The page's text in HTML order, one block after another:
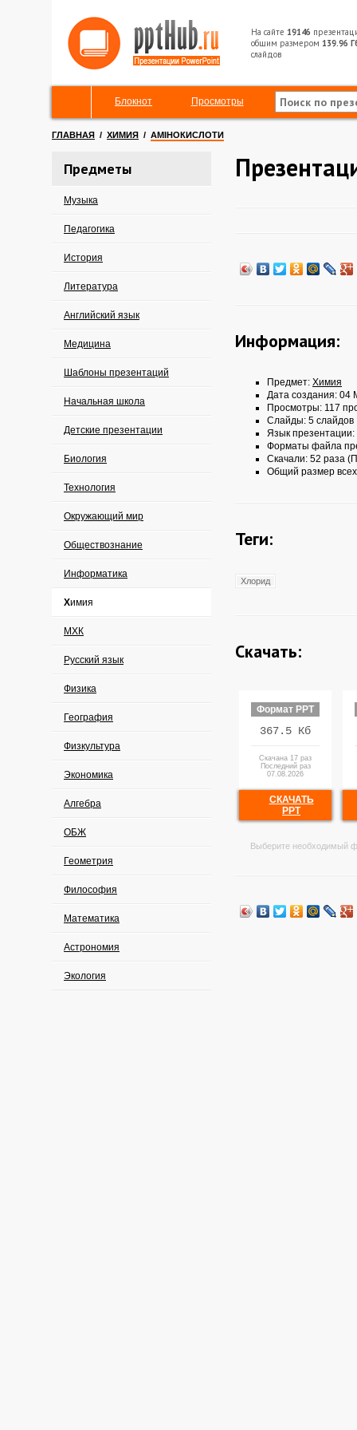
На сайте 19146
общим размером 139.96
слайдов
Блокнот Просмотры
ГЛАВНАЯ / ХИМИЯ / АМІНОКИСЛОТИ
Предметы
Музыка
Педагогика
История
Литература
Английский язык
Медицина
Шаблоны презентаций
Начальная школа
Детские презентации
Биология
Технология
Окружающий мир
Обществознание
Информатика
Химия
МХК
Русский язык
Физика
География
Физкультура
Экономика
Алгебра
ОБЖ
Геометрия
Философия
Математика
Астрономия
Экология
Информация:
Предмет: Химия
Дата создания: 04
Просмотры: 117
Слайды: 5 слайдов
Язык презентации:
Форматы файла
Скачали: 52 раза
Общий размер
Теги:
Хлорид
Скачать:
Формат PPT
367.5 Кб
Скачана 17 раз
Последний раз
07.08.2026
СКАЧАТЬ
PPT
Выберите необходимый